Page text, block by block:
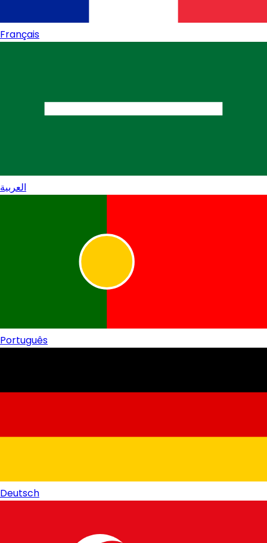
Français
العربية
Português
Deutsch